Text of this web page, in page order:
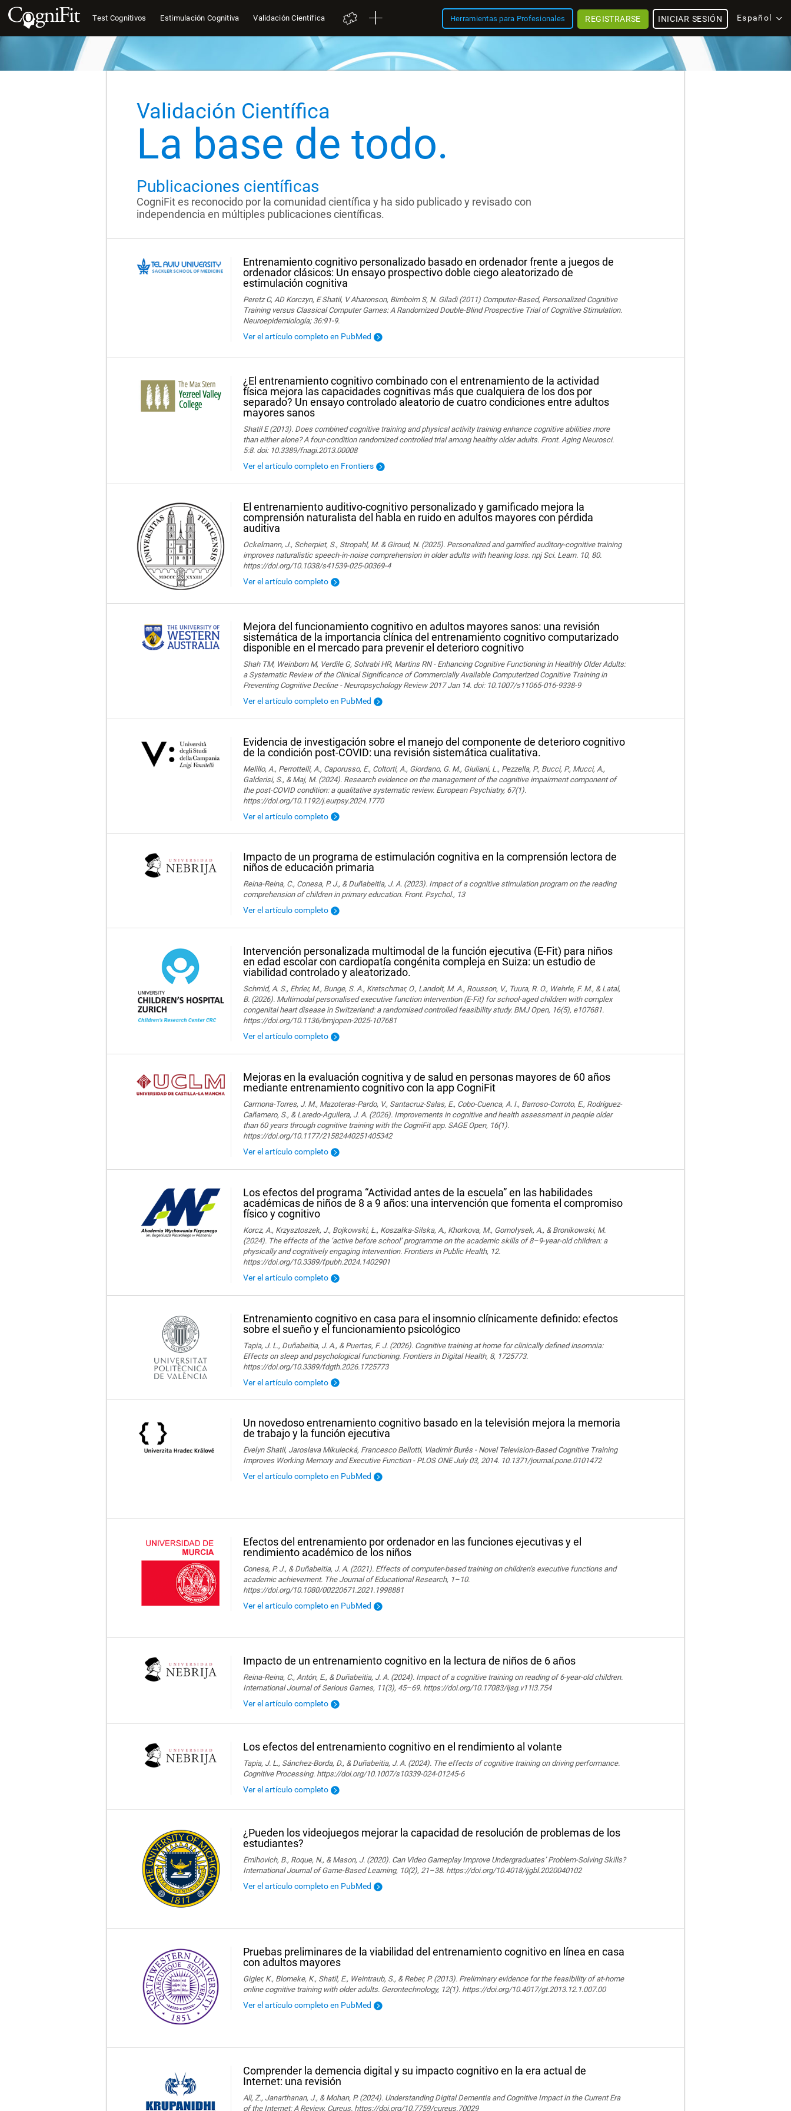
Test Cognitivos Estimulación Cognitiva Validación Científica Herramientas para Profesionales Español
INICIAR SESIÓN
REGISTRARSE
Validación Científica
La base de todo.
Publicaciones científicas
CogniFit es reconocido por la comunidad científica y ha sido publicado y revisado con
independencia en múltiples publicaciones científicas.
Entrenamiento cognitivo personalizado basado en ordenador frente a juegos de
ordenador clásicos: Un ensayo prospectivo doble ciego aleatorizado de
estimulación cognitiva
Peretz C, AD Korczyn, E Shatil, V Aharonson, Birnboim S, N. Giladi (2011) Computer-Based, Personalized Cognitive
Training versus Classical Computer Games: A Randomized Double-Blind Prospective Trial of Cognitive Stimulation.
Neuroepidemiología; 36:91-9.
Ver el artículo completo en PubMed
¿El entrenamiento cognitivo combinado con el entrenamiento de la actividad
física mejora las capacidades cognitivas más que cualquiera de los dos por
separado? Un ensayo controlado aleatorio de cuatro condiciones entre adultos
mayores sanos
Shatil E (2013). Does combined cognitive training and physical activity training enhance cognitive abilities more
than either alone? A four-condition randomized controlled trial among healthy older adults. Front. Aging Neurosci.
5:8. doi: 10.3389/fnagi.2013.00008
Ver el artículo completo en Frontiers
El entrenamiento auditivo-cognitivo personalizado y gamificado mejora la
comprensión naturalista del habla en ruido en adultos mayores con pérdida
auditiva
Ockelmann, J., Scherpiet, S., Stropahl, M. & Giroud, N. (2025). Personalized and gamified auditory-cognitive training
improves naturalistic speech-in-noise comprehension in older adults with hearing loss. npj Sci. Learn. 10, 80.
https://doi.org/10.1038/s41539-025-00369-4
Ver el artículo completo
Mejora del funcionamiento cognitivo en adultos mayores sanos: una revisión
sistemática de la importancia clínica del entrenamiento cognitivo computarizado
disponible en el mercado para prevenir el deterioro cognitivo
Shah TM, Weinborn M, Verdile G, Sohrabi HR, Martins RN - Enhancing Cognitive Functioning in Healthly Older Adults:
a Systematic Review of the Clinical Significance of Commercially Available Computerized Cognitive Training in
Preventing Cognitive Decline - Neuropsychology Review 2017 Jan 14. doi: 10.1007/s11065-016-9338-9
Ver el artículo completo en PubMed
Evidencia de investigación sobre el manejo del componente de deterioro cognitivo
de la condición post-COVID: una revisión sistemática cualitativa.
Melillo, A., Perrottelli, A., Caporusso, E., Coltorti, A., Giordano, G. M., Giuliani, L., Pezzella, P., Bucci, P., Mucci, A.,
Galderisi, S., & Maj, M. (2024). Research evidence on the management of the cognitive impairment component of
the post-COVID condition: a qualitative systematic review. European Psychiatry, 67(1).
https://doi.org/10.1192/j.eurpsy.2024.1770
Ver el artículo completo
Impacto de un programa de estimulación cognitiva en la comprensión lectora de
niños de educación primaria
Reina-Reina, C., Conesa, P. J., & Duñabeitia, J. A. (2023). Impact of a cognitive stimulation program on the reading
comprehension of children in primary education. Front. Psychol., 13
Ver el artículo completo
Intervención personalizada multimodal de la función ejecutiva (E-Fit) para niños
en edad escolar con cardiopatía congénita compleja en Suiza: un estudio de
viabilidad controlado y aleatorizado.
Schmid, A. S., Ehrler, M., Bunge, S. A., Kretschmar, O., Landolt, M. A., Rousson, V., Tuura, R. O., Wehrle, F. M., & Latal,
B. (2026). Multimodal personalised executive function intervention (E-Fit) for school-aged children with complex
congenital heart disease in Switzerland: a randomised controlled feasibility study. BMJ Open, 16(5), e107681.
https://doi.org/10.1136/bmjopen-2025-107681
Ver el artículo completo
Mejoras en la evaluación cognitiva y de salud en personas mayores de 60 años
mediante entrenamiento cognitivo con la app CogniFit
Carmona-Torres, J. M., Mazoteras-Pardo, V., Santacruz-Salas, E., Cobo-Cuenca, A. I., Barroso-Corroto, E., Rodríguez-
Cañamero, S., & Laredo-Aguilera, J. A. (2026). Improvements in cognitive and health assessment in people older
than 60 years through cognitive training with the CogniFit app. SAGE Open, 16(1).
https://doi.org/10.1177/21582440251405342
Ver el artículo completo
Los efectos del programa “Actividad antes de la escuela” en las habilidades
académicas de niños de 8 a 9 años: una intervención que fomenta el compromiso
físico y cognitivo
Korcz, A., Krzysztoszek, J., Bojkowski, Ł., Koszałka-Silska, A., Khorkova, M., Gomołysek, A., & Bronikowski, M.
(2024). The effects of the ‘active before school’ programme on the academic skills of 8–9-year-old children: a
physically and cognitively engaging intervention. Frontiers in Public Health, 12.
https://doi.org/10.3389/fpubh.2024.1402901
Ver el artículo completo
Entrenamiento cognitivo en casa para el insomnio clínicamente definido: efectos
sobre el sueño y el funcionamiento psicológico
Tapia, J. L., Duñabeitia, J. A., & Puertas, F. J. (2026). Cognitive training at home for clinically defined insomnia:
Effects on sleep and psychological functioning. Frontiers in Digital Health, 8, 1725773.
https://doi.org/10.3389/fdgth.2026.1725773
Ver el artículo completo
Un novedoso entrenamiento cognitivo basado en la televisión mejora la memoria
de trabajo y la función ejecutiva
Evelyn Shatil, Jaroslava Mikulecká, Francesco Bellotti, Vladimír Burěs - Novel Television-Based Cognitive Training
Improves Working Memory and Executive Function - PLOS ONE July 03, 2014. 10.1371/journal.pone.0101472
Ver el artículo completo en PubMed
Efectos del entrenamiento por ordenador en las funciones ejecutivas y el
rendimiento académico de los niños
Conesa, P. J., & Duñabeitia, J. A. (2021). Effects of computer-based training on children’s executive functions and
academic achievement. The Journal of Educational Research, 1–10.
https://doi.org/10.1080/00220671.2021.1998881
Ver el artículo completo en PubMed
Impacto de un entrenamiento cognitivo en la lectura de niños de 6 años
Reina-Reina, C., Antón, E., & Duñabeitia, J. A. (2024). Impact of a cognitive training on reading of 6-year-old children.
International Journal of Serious Games, 11(3), 45–69. https://doi.org/10.17083/ijsg.v11i3.754
Ver el artículo completo
Los efectos del entrenamiento cognitivo en el rendimiento al volante
Tapia, J. L., Sánchez-Borda, D., & Duñabeitia, J. A. (2024). The effects of cognitive training on driving performance.
Cognitive Processing. https://doi.org/10.1007/s10339-024-01245-6
Ver el artículo completo
¿Pueden los videojuegos mejorar la capacidad de resolución de problemas de los
estudiantes?
Emihovich, B., Roque, N., & Mason, J. (2020). Can Video Gameplay Improve Undergraduates’ Problem-Solving Skills?
International Journal of Game-Based Learning, 10(2), 21–38. https://doi.org/10.4018/ijgbl.2020040102
Ver el artículo completo en PubMed
Pruebas preliminares de la viabilidad del entrenamiento cognitivo en línea en casa
con adultos mayores
Gigler, K., Blomeke, K., Shatil, E., Weintraub, S., & Reber, P. (2013). Preliminary evidence for the feasibility of at-home
online cognitive training with older adults. Gerontechnology, 12(1). https://doi.org/10.4017/gt.2013.12.1.007.00
Ver el artículo completo en PubMed
Comprender la demencia digital y su impacto cognitivo en la era actual de
Internet: una revisión
Ali, Z., Janarthanan, J., & Mohan, P. (2024). Understanding Digital Dementia and Cognitive Impact in the Current Era
of the Internet: A Review. Cureus. https://doi.org/10.7759/cureus.70029